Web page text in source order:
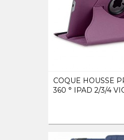
COQUE HOUSSE
360 ° IPAD 2/3/4